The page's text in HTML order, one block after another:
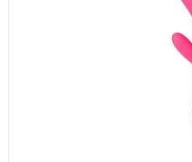
Надійний магнітний
М’який силікон —
Корпус із
елементами кольору
Водонепроникна
використовувати у
Надзвичайно тихий
Акумуляторна